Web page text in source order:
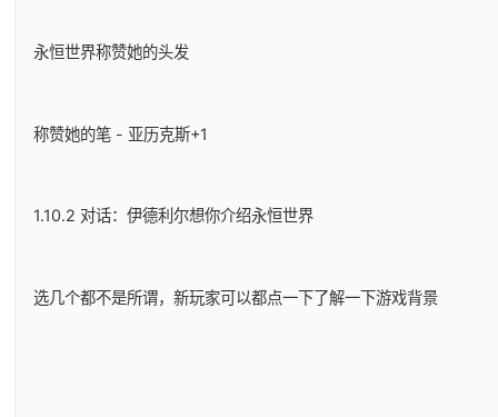
永恒世界称赞她的头发
称赞她的笔 - 亚历克斯+1
1.10.2 对话：伊德利尔想你介绍永恒世界
选几个都不是所谓，新玩家可以都点一下了解一下游戏背景